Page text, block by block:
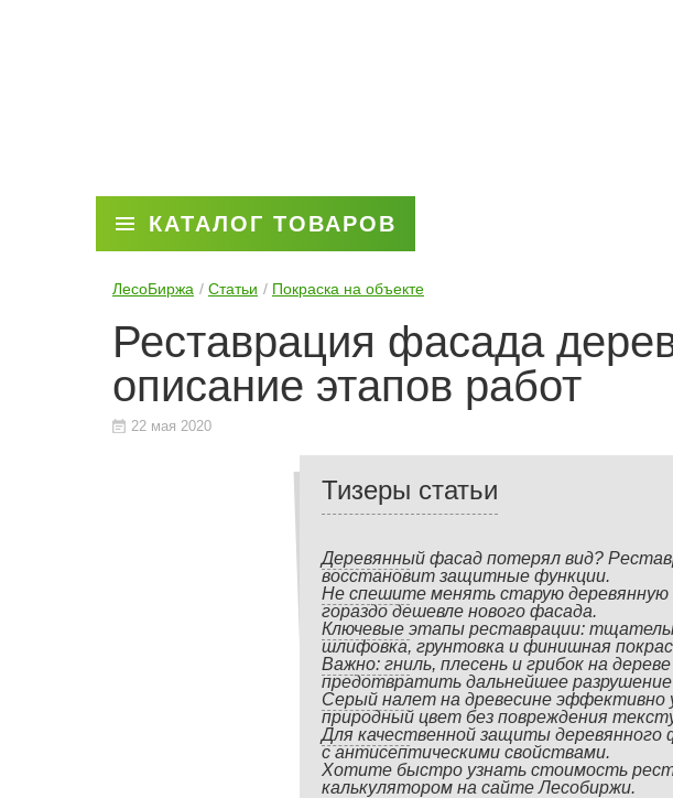
КАТАЛОГ ТОВАРОВ
ЛесоБиржа Статьи Покраска на объекте
Реставрация фасада
описание этапов работ
22 мая 2020
Тизеры статьи
Деревянный фасад потерял вид?
восстановит защитные функции.
Не спешите менять старую деревянную
гораздо дешевле нового фасада.
Ключевые этапы реставрации:
шлифовка, грунтовка и финишная
Важно: гниль, плесень и грибок на
предотвратить дальнейшее
Серый налет на древесине эффективно
природный цвет без повреждения
Для качественной защиты деревянного
с антисептическими свойствами.
Хотите быстро узнать стоимость
калькулятором на сайте Лесобиржи.